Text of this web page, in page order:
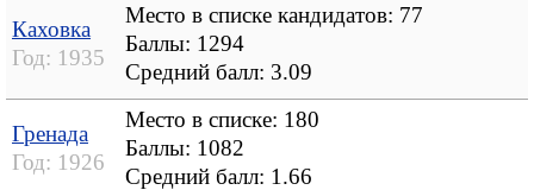
Каховка
Год: 1935
Место в списке кандидатов: 77
Баллы: 1294
Средний балл: 3.09
Гренада
Год: 1926
Место в списке: 180
Баллы: 1082
Средний балл: 1.66